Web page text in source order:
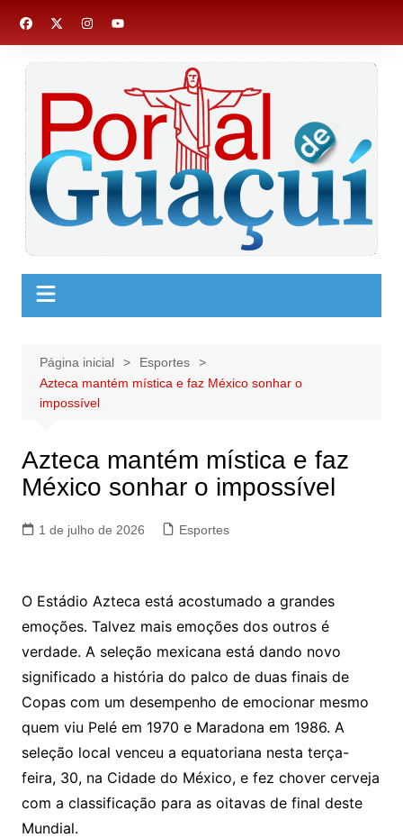
para
Página inicial
Esportes
Azteca mantém mística e faz México sonhar o
impossível
Azteca mantém mística e faz
México sonhar o impossível
1 de julho de 2026 Esportes
O Estádio Azteca está acostumado a grandes
emoções. Talvez mais emoções dos outros é
verdade. A seleção mexicana está dando novo
significado a história do palco de duas finais de
Copas com um desempenho de emocionar mesmo
quem viu Pelé em 1970 e Maradona em 1986. A
seleção local venceu a equatoriana nesta terça-
feira, 30, na Cidade do México, e fez chover cerveja
com a classificação para as oitavas de final deste
Mundial.